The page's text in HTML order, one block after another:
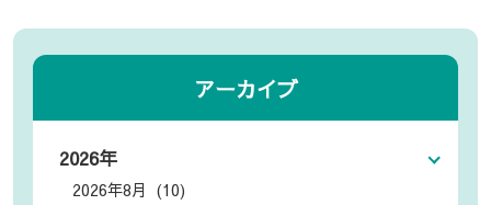
アーカイブ
2026年
2026年8月 (10)